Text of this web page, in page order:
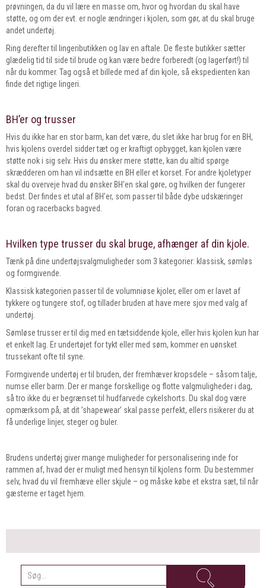
prøvningen, da du vil lære en masse om, hvor og hvordan du skal have
støtte, og om der evt. er nogle ændringer i kjolen, som gør, at du skal bruge
andet undertøj.
Ring derefter til lingeributikken og lav en aftale. De fleste butikker sætter
glædelig tid til side til brude og kan være bedre forberedt (og lagerført!) til
når du kommer. Tag også et billede med af din kjole, så ekspedienten kan
finde det rigtige lingeri.
BH’er og trusser
Hvis du ikke har en stor barm, kan det være, du slet ikke har brug for en BH,
hvis kjolens overdel sidder tæt og er kraftigt opbygget, kan kjolen være
støtte nok i sig selv. Hvis du ønsker mere støtte, kan du altid spørge
skrædderen om han vil indsætte en BH eller et korset. For andre kjoletyper
skal du overveje hvad du ønsker BH’en skal gøre, og hvilken der fungerer
bedst. Der findes et utal af BH’er, som passer til både dybe udskæringer
foran og racerbacks bagved.
Hvilken type trusser du skal bruge, afhænger af din kjole.
Tænk på dine undertøjsvalgmuligheder som 3 kategorier: klassisk, sømløs
og formgivende.
Klassisk kategorien passer til de volumniøse kjoler, eller om er lavet af
tykkere og tungere stof, og tillader bruden at have mere sjov med valg af
undertøj.
Sømløse trusser er til dig med en tætsiddende kjole, eller hvis kjolen kun har
et enkelt lag. Er undertøjet for tykt eller med søm, kommer en uønsket
trussekant ofte til syne.
Formgivende undertøj er til bruden, der fremhæver kropsdele – såsom talje,
numse eller barm. Der er mange forskellige og flotte valgmuligheder i dag,
så tro ikke du er begrænset til hudfarvede cykelshorts. Du skal dog være
opmærksom på, at dit ’shapewear’ skal passe perfekt, ellers risikerer du at
få underlige linjer, steger og buler.
Brudens undertøj giver mange muligheder for personalisering inde for
rammen af, hvad der er muligt med hensyn til kjolens form. Du bestemmer
selv, hvad du vil fremhæve eller skjule – og måske købe et ekstra sæt, til når
gæsterne er taget hjem.